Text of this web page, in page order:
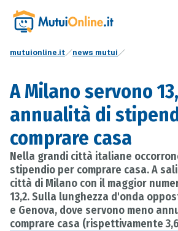
mutuionline.it news mutui
A Milano servono
annualità di
comprare casa
Nella grandi città italiane
stipendio per comprare casa. A
città di Milano con il maggior
13,2. Sulla lunghezza d'onda
e Genova, dove servono meno
comprare casa (rispettivamente